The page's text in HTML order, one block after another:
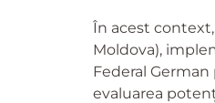
În acest
Moldova),
Federal
evaluarea